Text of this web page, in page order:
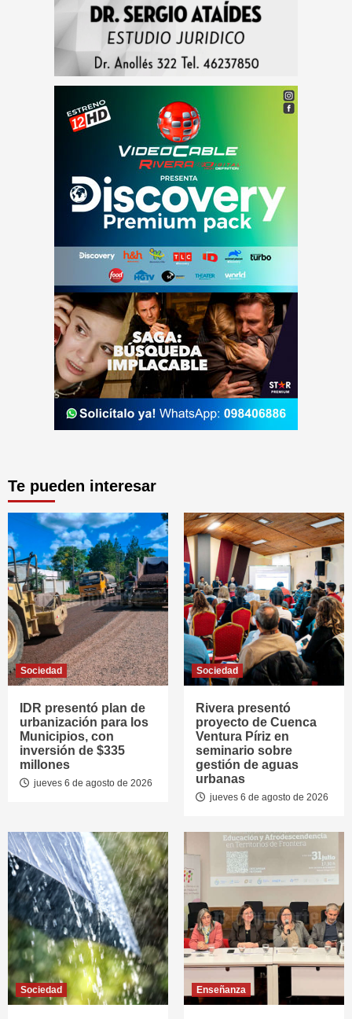
Te pueden interesar
Sociedad
IDR presentó plan de
urbanización para los
Municipios, con
inversión de $335
millones
jueves 6 de agosto de 2026
Sociedad
Rivera presentó
proyecto de Cuenca
Ventura Píriz en
seminario sobre
gestión de aguas
urbanas
jueves 6 de agosto de 2026
Sociedad Enseñanza